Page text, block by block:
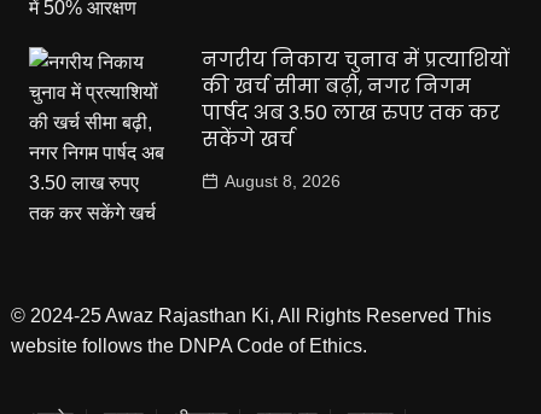
नगरीय निकाय चुनाव में प्रत्याशियों
की खर्च सीमा बढ़ी, नगर निगम
पार्षद अब 3.50 लाख रुपए तक कर
सकेंगे खर्च
August 8, 2026
© 2024-25 Awaz Rajasthan Ki, All Rights Reserved This
website follows the DNPA Code of Ethics.